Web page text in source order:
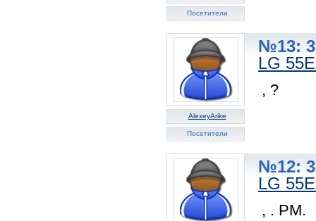
Посетители
AlexeyArike
Посетители
№13:
LG
, ?
№12:
LG
, . PM.